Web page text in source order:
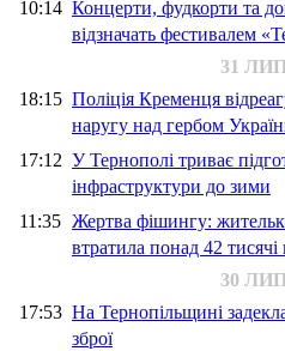
10:14 Концерти, фудкорти та
відзначать фестивалем
31
18:15 Поліція Кременця
наругу над гербом
17:12 У Тернополі триває
інфраструктури до зими
11:35 Жертва фішингу:
втратила понад 42 тисячі
30
17:53 На Тернопільщині
зброї